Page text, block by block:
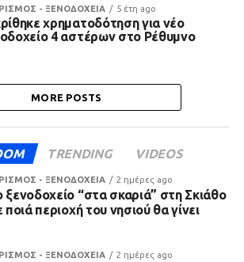
- ΞΕΝΟΔΟΧΕΙΑ 5 έτη ago
χρηματοδότηση για νέο
4 αστέρων στο Ρέθυμνο
MORE POSTS
TRENDING VIDEOS
- ΞΕΝΟΔΟΧΕΙΑ 2 ημέρες ago
ξενοδοχείο “στα σκαριά” στη Σκιάθο
ποιά περιοχή του νησιού θα γίνει
- ΞΕΝΟΔΟΧΕΙΑ 2 ημέρες ago